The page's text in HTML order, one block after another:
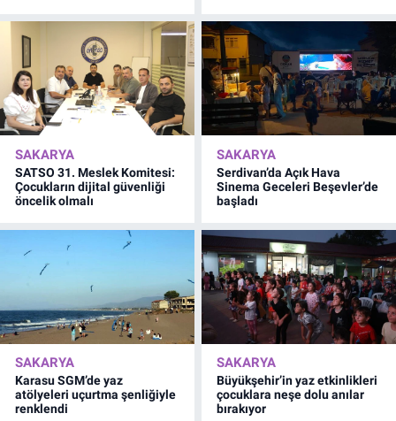
SAKARYA
SATSO 31. Meslek Komitesi:
Çocukların dijital güvenliği
öncelik olmalı
SAKARYA
Serdivan’da Açık Hava
Sinema Geceleri Beşevler’de
başladı
SAKARYA
Karasu SGM’de yaz
atölyeleri uçurtma şenliğiyle
renklendi
SAKARYA
Büyükşehir’in yaz etkinlikleri
çocuklara neşe dolu anılar
bırakıyor